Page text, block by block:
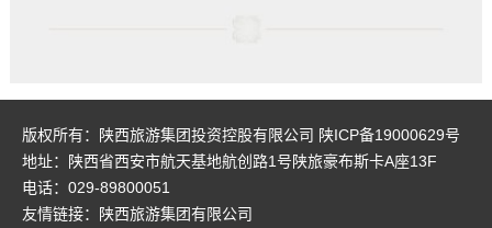
版权所有：陕西旅游集团投资控股有限公司 陕ICP备19000629号
地址：陕西省西安市航天基地航创路1号陕旅豪布斯卡A座13F
电话：029-89800051
友情链接：
陕西旅游集团有限公司